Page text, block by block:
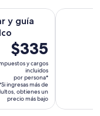
y guía
El
precio
es
de
$335.
por
$335
y cargos
incluidos
por persona*
ingresas más de
obtienes un
precio más bajo
Se abrirá
Visita